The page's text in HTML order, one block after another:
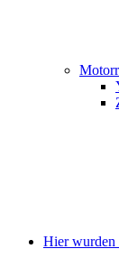
Hier wurden